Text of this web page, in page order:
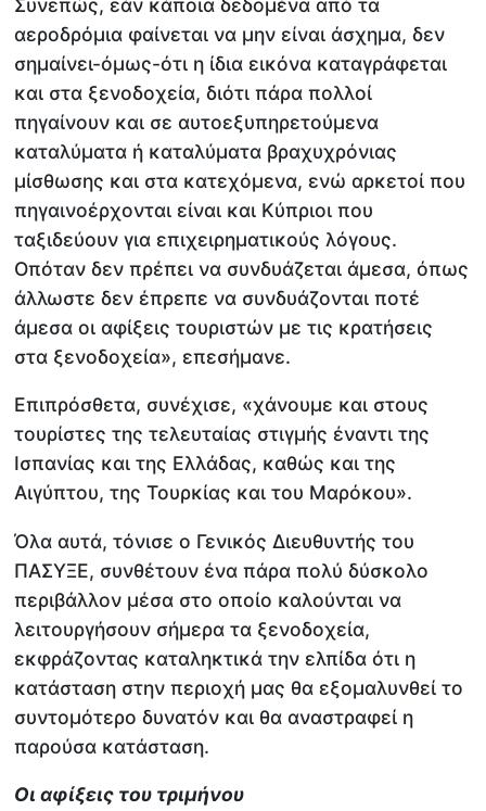
αεροδρόμια φαίνεται να μην είναι άσχημα, δεν
σημαίνει-όμως-ότι η ίδια εικόνα καταγράφεται
και στα ξενοδοχεία, διότι πάρα πολλοί
πηγαίνουν και σε αυτοεξυπηρετούμενα
καταλύματα ή καταλύματα βραχυχρόνιας
μίσθωσης και στα κατεχόμενα, ενώ αρκετοί που
πηγαινοέρχονται είναι και Κύπριοι που
ταξιδεύουν για επιχειρηματικούς λόγους.
Οπόταν δεν πρέπει να συνδυάζεται άμεσα, όπως
άλλωστε δεν έπρεπε να συνδυάζονται ποτέ
άμεσα οι αφίξεις τουριστών με τις κρατήσεις
στα ξενοδοχεία», επεσήμανε.
Επιπρόσθετα, συνέχισε, «χάνουμε και στους
τουρίστες της τελευταίας στιγμής έναντι της
Ισπανίας και της Ελλάδας, καθώς και της
Αιγύπτου, της Τουρκίας και του Μαρόκου».
Όλα αυτά, τόνισε ο Γενικός Διευθυντής του
ΠΑΣΥΞΕ, συνθέτουν ένα πάρα πολύ δύσκολο
περιβάλλον μέσα στο οποίο καλούνται να
λειτουργήσουν σήμερα τα ξενοδοχεία,
εκφράζοντας καταληκτικά την ελπίδα ότι η
κατάσταση στην περιοχή μας θα εξομαλυνθεί το
συντομότερο δυνατόν και θα αναστραφεί η
παρούσα κατάσταση.
Οι αφίξεις του τριμήνου